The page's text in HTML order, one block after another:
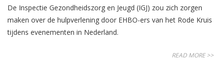
De Inspectie Gezondheidszorg en Jeugd (IGJ) zou zich zorgen
maken over de hulpverlening door EHBO-ers van het Rode Kruis
tijdens evenementen in Nederland.
READ MORE >>